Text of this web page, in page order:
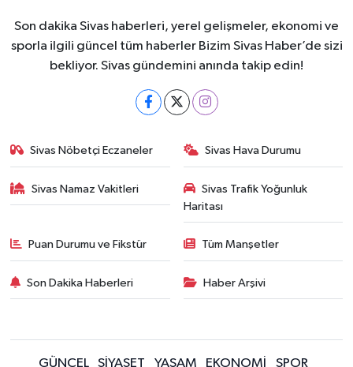
Son dakika Sivas haberleri, yerel gelişmeler, ekonomi ve
sporla ilgili güncel tüm haberler Bizim Sivas Haber’de sizi
bekliyor. Sivas gündemini anında takip edin!
Sivas Nöbetçi Eczaneler Sivas Hava Durumu
Sivas Namaz Vakitleri
Sivas Trafik Yoğunluk
Haritası
Puan Durumu ve Fikstür Tüm Manşetler
Son Dakika Haberleri Haber Arşivi
GÜNCEL SİYASET YAŞAM EKONOMİ
SPOR